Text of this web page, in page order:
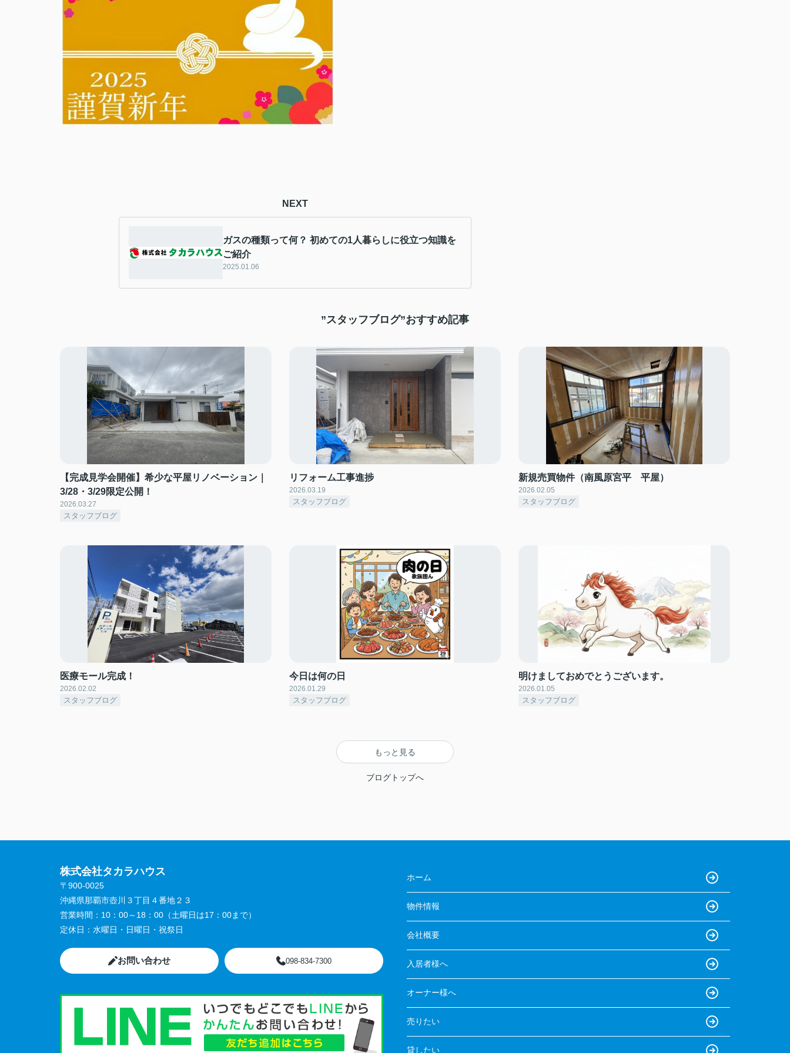
NEXT
ガスの種類って何？ 初めての1人暮らしに役立つ知識を
ご紹介
2025.01.06
”スタッフブログ”おすすめ記事
【完成見学会開催】希少な平屋リノベーション｜
3/28・3/29限定公開！
2026.03.27
スタッフブログ
リフォーム工事進捗
2026.03.19
スタッフブログ
新規売買物件（南風原宮平 平屋）
2026.02.05
スタッフブログ
医療モール完成！
2026.02.02
スタッフブログ
今日は何の日
2026.01.29
スタッフブログ
明けましておめでとうございます。
2026.01.05
スタッフブログ
もっと見る
ブログトップへ
株式会社タカラハウス
〒900-0025
沖縄県那覇市壺川３丁目４番地２３
営業時間： 10：00～18：00（土曜日は17：00まで）
定休日： 水曜日・日曜日・祝祭日
お問い合わせ 098-834-7300
ホーム
物件情報
会社概要
入居者様へ
オーナー様へ
売りたい
貸したい